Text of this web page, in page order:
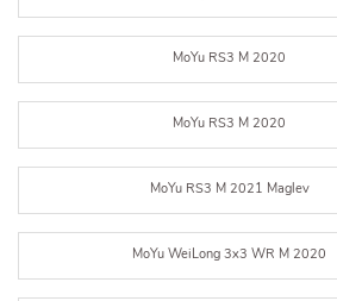
MoYu RS3 M 2020
MoYu RS3 M 2020
MoYu RS3 M 2021 Maglev
MoYu WeiLong 3x3 WR M 2020